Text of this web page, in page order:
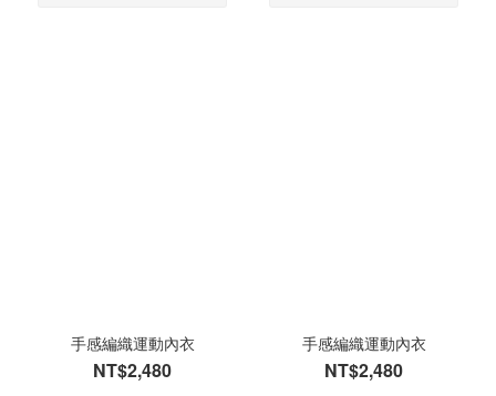
手感編織運動內衣
NT$2,480
手感編織運動內衣
NT$2,480